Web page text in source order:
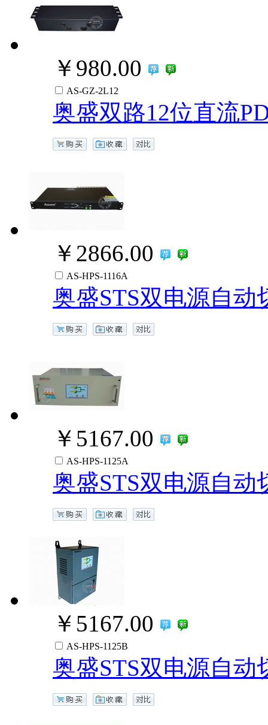
￥980.00
AS-GZ-2L12
奥盛双路12位直流
￥2866.00
AS-HPS-1116A
奥盛STS双电源自动
￥5167.00
AS-HPS-1125A
奥盛STS双电源自动
￥5167.00
AS-HPS-1125B
奥盛STS双电源自动